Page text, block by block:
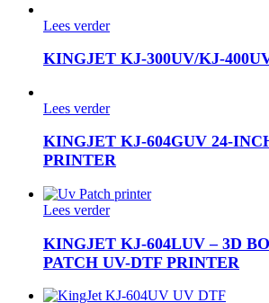
Lees verder
KINGJET KJ-300UV/KJ-
Lees verder
KINGJET KJ-604GUV 24-
PRINTER
Lees verder
KINGJET KJ-604LUV – 3D
PATCH UV-DTF PRINTER